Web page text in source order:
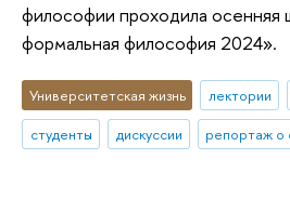
философии проходила осенняя
формальная философия 2024».
Университетская жизнь лектории
студенты
дискуссии репортаж о